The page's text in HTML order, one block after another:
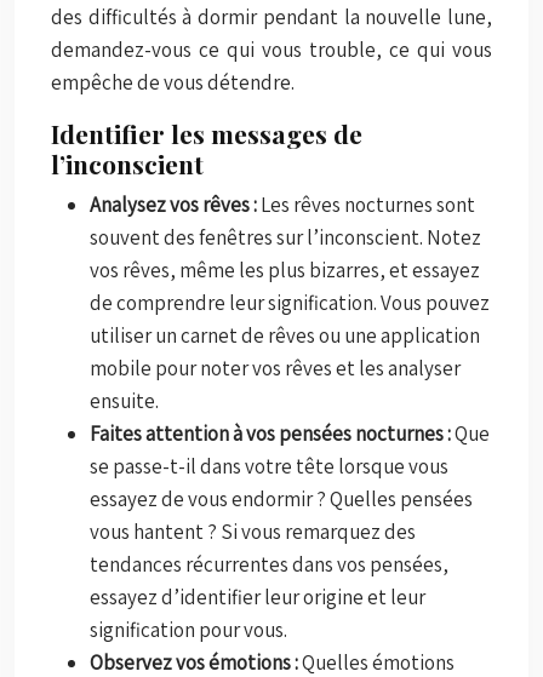
des difficultés à dormir pendant la nouvelle lune,
demandez-vous ce qui vous trouble, ce qui vous
empêche de vous détendre.
Identifier les messages de
l’inconscient
Analysez vos rêves :Les rêves nocturnes sont
souvent des fenêtres sur l’inconscient. Notez
vos rêves, même les plus bizarres, et essayez
de comprendre leur signification. Vous pouvez
utiliser un carnet de rêves ou une application
mobile pour noter vos rêves et les analyser
ensuite.
Faites attention à vos pensées nocturnes :Que
se passe-t-il dans votre tête lorsque vous
essayez de vous endormir ? Quelles pensées
vous hantent ? Si vous remarquez des
tendances récurrentes dans vos pensées,
essayez d’identifier leur origine et leur
signification pour vous.
Observez vos émotions :Quelles émotions